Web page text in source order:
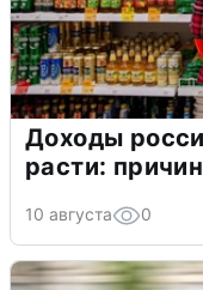
Доходы
расти:
10 августа 0